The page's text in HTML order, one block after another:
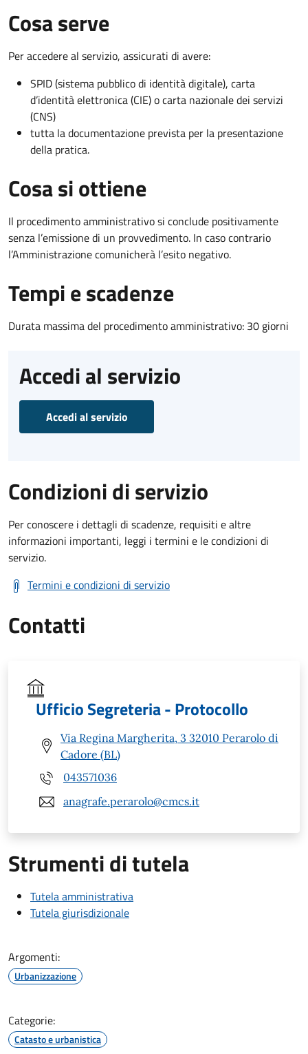
Cosa serve
Per accedere al servizio, assicurati di avere:
SPID (sistema pubblico di identità digitale), carta
d’identità elettronica (CIE) o carta nazionale dei servizi
(CNS)
tutta la documentazione prevista per la presentazione
della pratica.
Cosa si ottiene
Il procedimento amministrativo si conclude positivamente
senza l’emissione di un provvedimento. In caso contrario
l’Amministrazione comunicherà l’esito negativo.
Tempi e scadenze
Durata massima del procedimento amministrativo: 30 giorni
Accedi al servizio
Accedi al servizio
Condizioni di servizio
Per conoscere i dettagli di scadenze, requisiti e altre
informazioni importanti, leggi i termini e le condizioni di
servizio.
Termini e condizioni di servizio
Contatti
Ufficio Segreteria - Protocollo
Via Regina Margherita, 3 32010 Perarolo di
Cadore (BL)
043571036
anagrafe.perarolo@cmcs.it
Strumenti di tutela
Tutela amministrativa
Tutela giurisdizionale
Argomenti:
Urbanizzazione
Categorie:
Catasto e urbanistica